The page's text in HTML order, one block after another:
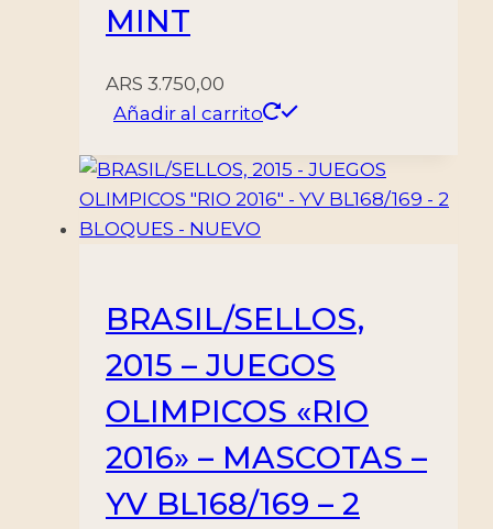
MINT
ARS 3.750,00
Añadir al carrito
BRASIL/SELLOS,
2015 – JUEGOS
OLIMPICOS «RIO
2016» – MASCOTAS –
YV BL168/169 – 2